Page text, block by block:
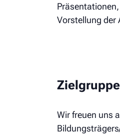
Vorstellung der
Zielgruppe
Wir freuen uns